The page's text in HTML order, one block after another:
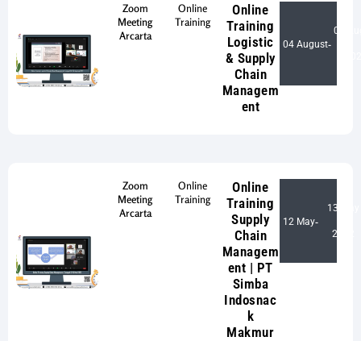
Zoom
Meeting
Arcarta
Online
Training
Online
Training
Logistic
& Supply
Chain
Managem
ent
04 August-
05
Zoom
Meeting
Arcarta
Online
Training
Online
Training
Supply
Chain
Managem
ent | PT
Simba
Indosnac
k
Makmur
12 May-
13 May
2022